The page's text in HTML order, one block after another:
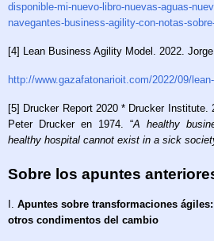
disponible-mi-nuevo-libro-nuevas-aguas-
navegantes-business-agility-con-notas-
[4] Lean Business Agility Model. 2022.
http://www.gazafatonarioit.com/2022/09/
[5] Drucker Report 2020 * Drucker
Peter Drucker en 1974. “A healthy
healthy hospital cannot exist in a sick
Sobre los apuntes
I. Apuntes sobre transformaciones
otros condimentos del cambio